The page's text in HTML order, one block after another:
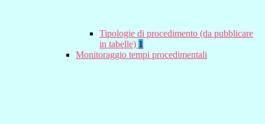
Tipologie di procedimento (da pubblicare
in tabelle) 1
Monitoraggio tempi procedimentali